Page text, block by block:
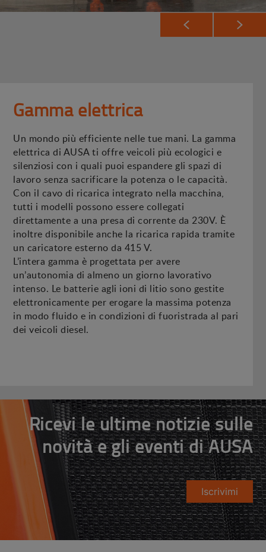
Gamma elettrica
Un mondo più efficiente nelle tue mani. La gamma
elettrica di AUSA ti offre veicoli più ecologici e
silenziosi con i quali puoi espandere gli spazi di
lavoro senza sacrificare la potenza o le capacità.
Con il cavo di ricarica integrato nella macchina,
tutti i modelli possono essere collegati
direttamente a una presa di corrente da 230V. È
inoltre disponibile anche la ricarica rapida tramite
un caricatore esterno da 415 V.
L’intera gamma è progettata per avere
un’autonomia di almeno un giorno lavorativo
intenso. Le batterie agli ioni di litio sono gestite
elettronicamente per erogare la massima potenza
in modo fluido e in condizioni di fuoristrada al pari
dei veicoli diesel.
Ricevi le ultime notizie sulle
novità e gli eventi di AUSA
Iscrivimi